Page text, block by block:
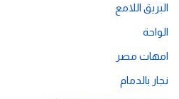
البريق اللامع
الواحة
امهات مصر
نجار بالدمام